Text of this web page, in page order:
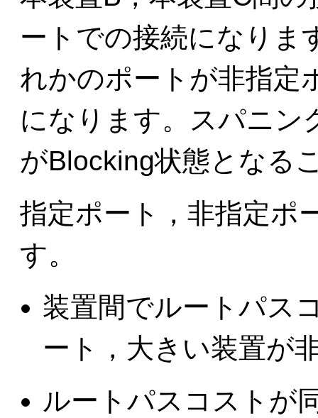
ートでの接続になりま
れかのポートが非指定
になります。スパニン
がBlocking状態となる
指定ポート，非指定ポ
す。
装置間でルートパス
ート，大きい装置が
ルートパスコストが